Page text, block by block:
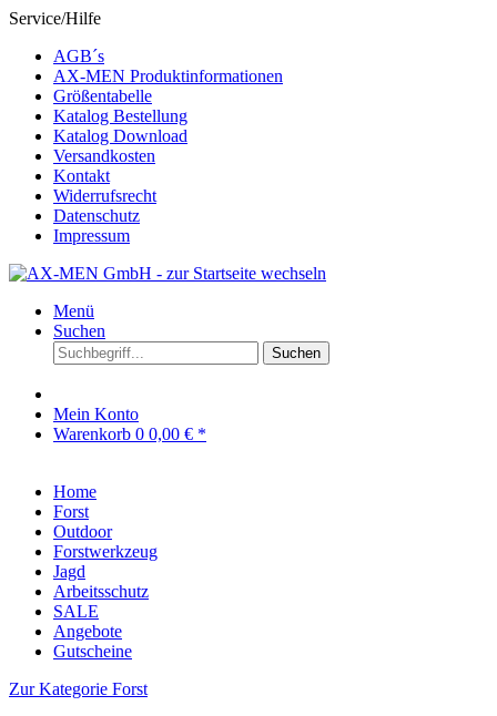
Service/Hilfe
AGB´s
AX-MEN Produktinformationen
Größentabelle
Katalog Bestellung
Katalog Download
Versandkosten
Kontakt
Widerrufsrecht
Datenschutz
Impressum
Menü
Suchen
Suchen
Mein Konto
Warenkorb 0 0,00 € *
Home
Forst
Outdoor
Forstwerkzeug
Jagd
Arbeitsschutz
SALE
Angebote
Gutscheine
Zur Kategorie Forst